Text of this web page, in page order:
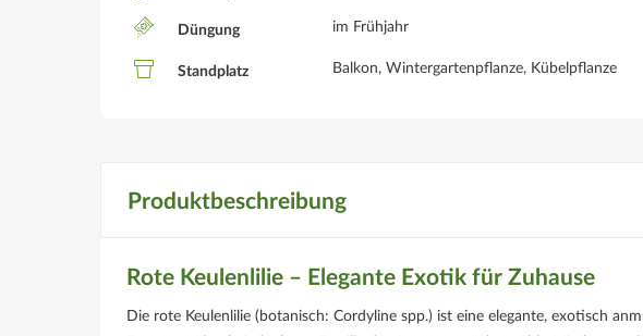
Düngung im Frühjahr
Standplatz Balkon, Wintergartenpflanze, Kübelpflanze
Produktbeschreibung
Rote Keulenlilie – Elegante Exotik für Zuhause
Die rote Keulenlilie (botanisch: Cordyline spp.) ist eine elegante, exotisch